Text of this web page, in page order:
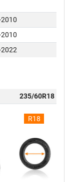
2022
235/60R18
R18